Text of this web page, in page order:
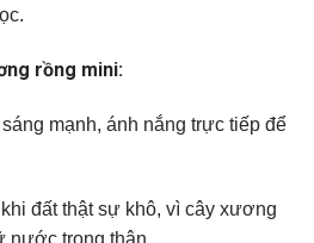
rồng mini:
mạnh, ánh nắng trực tiếp để
đất thật sự khô, vì cây xương
nước trong thân.